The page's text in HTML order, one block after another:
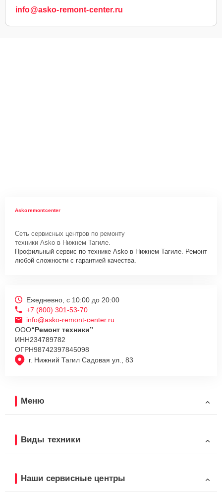
info@asko-remont-center.ru
Askoremontcenter
Сеть сервисных центров по ремонту
техники Asko в Нижнем Тагиле.
Профильный сервис по технике Asko в Нижнем Тагиле. Ремонт
любой сложности с гарантией качества.
г. Нижний Тагил Садовая ул., 83
Ежедневно, с 10:00 до 20:00
+7 (800) 301-53-70
info@asko-remont-center.ru
ООО“Ремонт техники”
ИНН234789782
ОГРН98742397845098
Меню
Виды техники
Наши сервисные центры